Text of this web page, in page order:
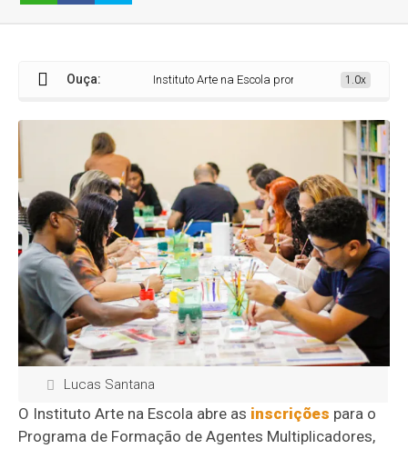
Ouça: Instituto Arte na Escola promove formações de arte-
1.0x
Lucas Santana
O Instituto Arte na Escola abre as inscrições para o
Programa de Formação de Agentes Multiplicadores,